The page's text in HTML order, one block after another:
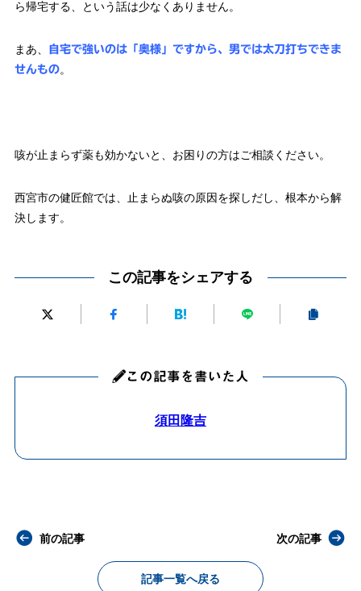
ら帰宅する、という話は少なくありません。
まあ、
自宅で強いのは「奥様」ですから、男では太刀打ちできま
せんもの。
咳が止まらず薬も効かないと、お困りの方はご相談ください。
西宮市の健匠館では、止まらぬ咳の原因を探しだし、根本から解
決します。
この記事をシェアする
この記事を書いた人
須田隆吉
前の記事
記事一覧へ戻る
次の記事